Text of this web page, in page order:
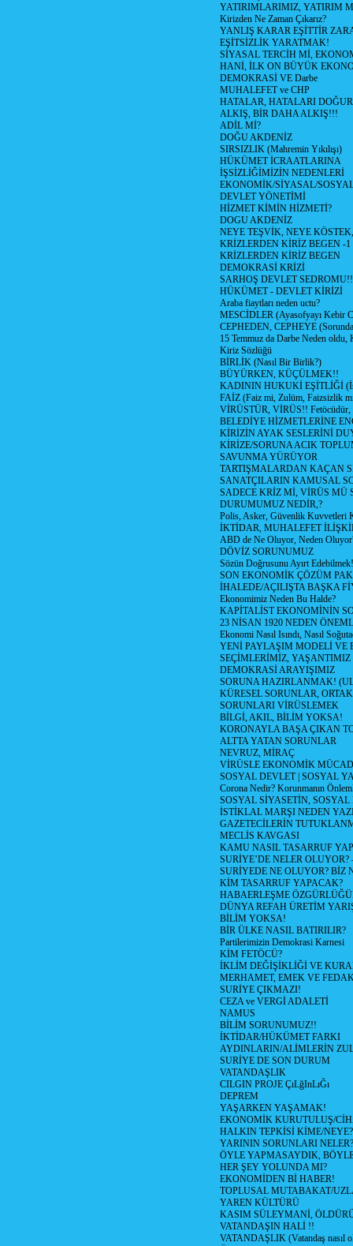
YATIRIMLARIMIZ, YATIRIM
Kirizden Ne Zaman Çıkarız?
YANLIŞ KARAR EŞİTTİR
EŞİTSİZLİK YARATMAK!
SİYASAL TERCİH Mİ,
HANİ, İLK ON BÜYÜK
DEMOKRASİ VE Darbe
MUHALEFET ve CHP
HATALAR, HATALARI
ALKIŞ, BİR DAHA ALKIŞ!!!
ADİL Mİ?
DOĞU AKDENİZ
SIRSIZLIK (Mahremin Yıkılışı)
HÜKÜMET İCRAATLARINA
İŞSİZLİĞİMİZİN NEDENLERİ
EKONOMİK/SİYASAL/
DEVLET YÖNETİMİ
HİZMET KİMİN HİZMETİ?
DOGU AKDENİZ
NEYE TEŞVİK, NEYE
KRİZLERDEN KİRİZ BEGEN -1
KRİZLERDEN KİRİZ BEGEN
DEMOKRASİ KRİZİ
SARHOŞ DEVLET SEDROMU!!
HÜKÜMET - DEVLET KİRİZİ
Araba fiaytları neden uctu?
MESCİDLER (Ayasofyayı Kebir
CEPHEDEN, CEPHEYE
15 Temmuz da Darbe Neden oldu,
Kiriz Sözlüğü
BİRLİK (Nasıl Bir Birlik?)
BÜYÜRKEN, KÜÇÜLMEK!!
KADININ HUKUKİ EŞİTLİĞİ
FAİZ (Faiz mi, Zulüm, Faizsizlik
VİRÜSTÜR, VİRÜS!! Fetöcüdür,
BELEDİYE HİZMETLERİNE
KİRİZİN AYAK SESLERİNİ
KİRİZE/SORUNA ACIK
SAVUNMA YÜRÜYOR
TARTIŞMALARDAN KAÇAN
SANATÇILARIN KAMUSAL
SADECE KRİZ Mİ, VİRÜS MÜ
DURUMUMUZ NEDİR,?
Polis, Asker, Güvenlik Kuvvetleri
İKTİDAR, MUHALEFET
ABD de Ne Oluyor, Neden
DÖVİZ SORUNUMUZ
Sözün Doğrusunu Ayırt Edebilmek!
SON EKONOMİK ÇÖZÜM
İHALEDE/AÇILIŞTA BAŞKA
Ekonomimiz Neden Bu Halde?
KAPİTALİST EKONOMİNİN
23 NİSAN 1920 NEDEN
Ekonomi Nasıl Isındı, Nasıl
YENİ PAYLAŞIM MODELİ VE
SEÇİMLERİMİZ, YAŞANTIMIZ
DEMOKRASİ ARAYIŞIMIZ
SORUNA HAZIRLANMAK!
KÜRESEL SORUNLAR,
SORUNLARI VİRÜSLEMEK
BİLGİ, AKIL, BİLİM YOKSA!
KORONAYLA BAŞA ÇIKAN
ALTTA YATAN SORUNLAR
NEVRUZ, MİRAÇ
VİRÜSLE EKONOMİK
SOSYAL DEVLET | SOSYAL
Corona Nedir? Korunmanın
SOSYAL SİYASETİN,
İSTİKLAL MARŞI NEDEN
GAZETECİLERİN
MECLİS KAVGASI
KAMU NASIL TASARRUF
SURİYE’DE NELER OLUYOR?
SURİYEDE NE OLUYOR? BİZ
KİM TASARRUF YAPACAK?
HABAERLEŞME
DÜNYA REFAH ÜRETİM
BİLİM YOKSA!
BİR ÜLKE NASIL BATIRILIR?
Partilerimizin Demokrasi Karnesi
KİM FETÖCÜ?
İKLİM DEĞİŞİKLİĞİ VE
MERHAMET, EMEK VE
SURİYE ÇIKMAZI!
CEZA ve VERGİ ADALETİ
NAMUS
BİLİM SORUNUMUZ!!
İKTİDAR/HÜKÜMET FARKI
AYDINLARIN/ALİMLERİN
SURİYE DE SON DURUM
VATANDAŞLIK
CILGIN PROJE ÇıLğInLıĞı
DEPREM
YAŞARKEN YAŞAMAK!
EKONOMİK KURUTULUŞ/
HALKIN TEPKİSİ KİME/NEYE?
YARININ SORUNLARI NELER?
ÖYLE YAPMASAYDIK,
HER ŞEY YOLUNDA MI?
EKONOMİDEN Bİ HABER!
TOPLUSAL MUTABAKAT/
YAREN KÜLTÜRÜ
KASIM SÜLEYMANİ,
VATANDAŞIN HALİ !!
VATANDAŞLIK (Vatandaş nasıl